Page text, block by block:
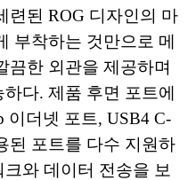
련된 ROG 디자인의 마
부착하는 것만으로 메
끔한 외관을 제공하며
다. 제품 후면 포트에
이더넷 포트, USB4 C-
된 포트를 다수 지원하
와 데이터 전송을 보